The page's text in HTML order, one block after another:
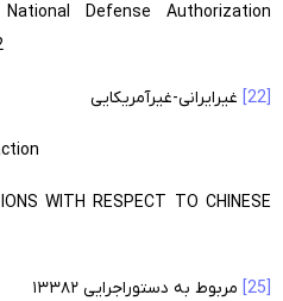
Defense Authorization
[22] غیرایرانی-غیرآمریکایی
WITH RESPECT TO CHINESE
[25] مربوط به دستوراجرایی ۱۳۳۸۲